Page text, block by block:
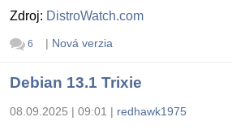
Zdroj: DistroWatch.com
6 | Nová verzia
Debian 13.1 Trixie
08.09.2025 | 09:01 | redhawk1975